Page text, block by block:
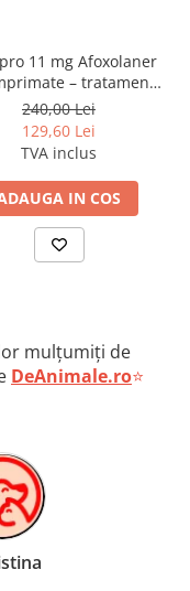
11 mg Afoxolaner
– tratament
puricilor și
căpușelor câini 2-4 kg
240,00 Lei
129,60 Lei
TVA inclus
IN COS
mulțumiți de
DeAnimale.ro⭐